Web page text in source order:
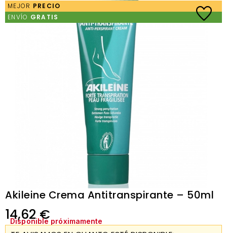
MEJOR PRECIO
ENVÍO GRATIS
Akileine Crema Antitranspirante – 50ml
14,62€
Disponible próximamente